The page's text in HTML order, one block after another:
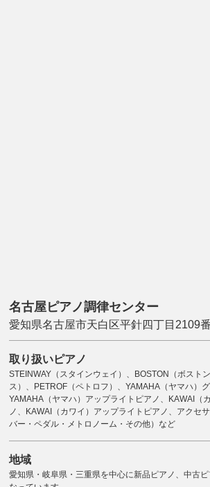
名古屋ピアノ調律センター
愛知県名古屋市天白区平針四丁目2109
取り扱いピアノ
STEINWAY（スタインウェイ）、BOSTON（ボスト
ス）、PETROF（ペトロフ）、YAMAHA（ヤマハ）グ
YAMAHA（ヤマハ）アップライトピアノ、KAWAI（
ノ、KAWAI（カワイ）アップライトピアノ、アクセ
バー・ペダル・メトロノーム・その他）など
地域
愛知県・岐阜県・三重県を中心に新品ピアノ、中古